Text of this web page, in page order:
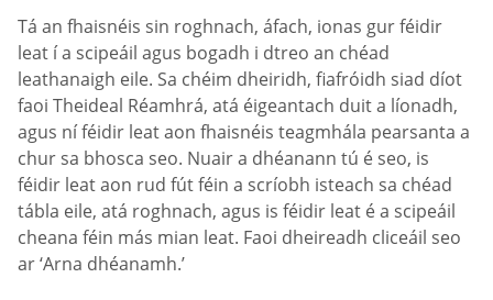
Tá an fhaisnéis sin roghnach, áfach, ionas gur féidir
leat í a scipeáil agus bogadh i dtreo an chéad
leathanaigh eile. Sa chéim dheiridh, fiafróidh siad díot
faoi Theideal Réamhrá, atá éigeantach duit a líonadh,
agus ní féidir leat aon fhaisnéis teagmhála pearsanta a
chur sa bhosca seo. Nuair a dhéanann tú é seo, is
féidir leat aon rud fút féin a scríobh isteach sa chéad
tábla eile, atá roghnach, agus is féidir leat é a scipeáil
cheana féin más mian leat. Faoi dheireadh cliceáil seo
ar ‘Arna dhéanamh.’